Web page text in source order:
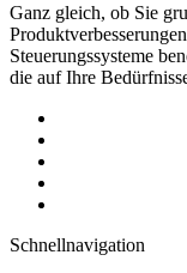
Ganz gleich, ob Sie
Steuerungssysteme
die auf Ihre
Schnellnavigation